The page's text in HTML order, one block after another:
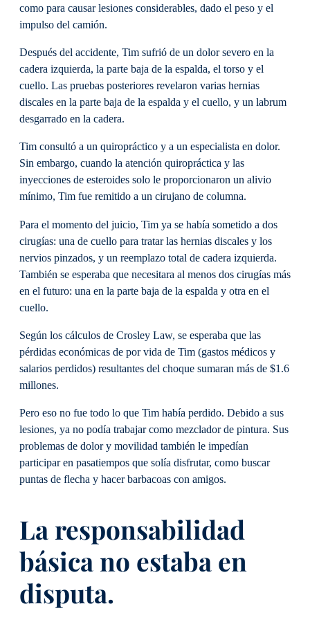
como para causar lesiones considerables, dado el peso y el
impulso del camión.
Después del accidente, Tim sufrió de un dolor severo en la
cadera izquierda, la parte baja de la espalda, el torso y el
cuello. Las pruebas posteriores revelaron varias hernias
discales en la parte baja de la espalda y el cuello, y un labrum
desgarrado en la cadera.
Tim consultó a un quiropráctico y a un especialista en dolor.
Sin embargo, cuando la atención quiropráctica y las
inyecciones de esteroides solo le proporcionaron un alivio
mínimo, Tim fue remitido a un cirujano de columna.
Para el momento del juicio, Tim ya se había sometido a dos
cirugías: una de cuello para tratar las hernias discales y los
nervios pinzados, y un reemplazo total de cadera izquierda.
También se esperaba que necesitara al menos dos cirugías más
en el futuro: una en la parte baja de la espalda y otra en el
cuello.
Según los cálculos de Crosley Law, se esperaba que las
pérdidas económicas de por vida de Tim (gastos médicos y
salarios perdidos) resultantes del choque sumaran más de $1.6
millones.
Pero eso no fue todo lo que Tim había perdido. Debido a sus
lesiones, ya no podía trabajar como mezclador de pintura. Sus
problemas de dolor y movilidad también le impedían
participar en pasatiempos que solía disfrutar, como buscar
puntas de flecha y hacer barbacoas con amigos.
La responsabilidad
básica no estaba en
disputa.